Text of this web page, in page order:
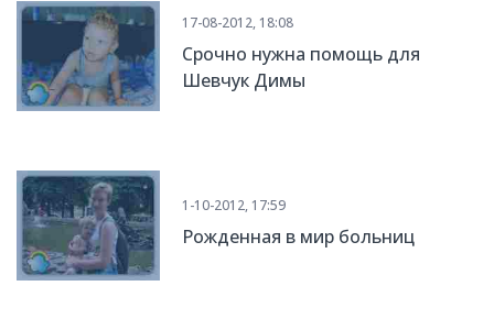
17-08-2012, 18:08
Срочно нужна помощь для
Шевчук Димы
1-10-2012, 17:59
Рожденная в мир больниц